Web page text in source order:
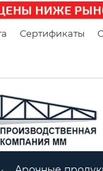
Сертификаты